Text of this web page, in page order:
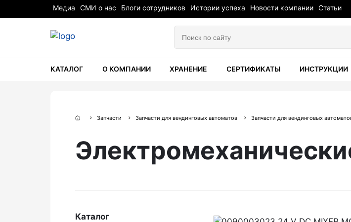
Медиа СМИ о нас Блоги сотрудников Истории успеха Новости компании Статьи
КАТАЛОГ О КОМПАНИИ ХРАНЕНИЕ СЕРТИФИКАТЫ ИНСТРУКЦИИ
Запчасти Запчасти для вендинговых автоматов Запчасти для вендинговых
Каталог